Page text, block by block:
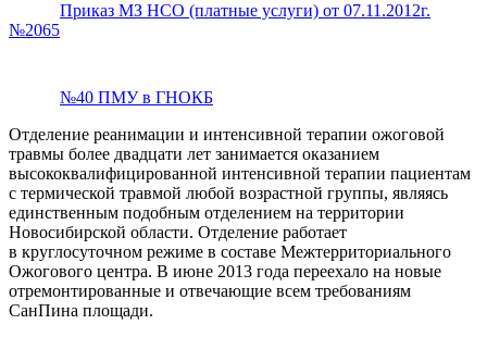
Приказ МЗ НСО (платные услуги) от 07.11.2012г.
№2065
№40 ПМУ в ГНОКБ
Отделение реанимации и интенсивной терапии ожоговой
травмы более двадцати лет занимается оказанием
высококвалифицированной интенсивной терапии пациентам
с термической травмой любой возрастной группы, являясь
единственным подобным отделением на территории
Новосибирской области. Отделение работает
в круглосуточном режиме в составе Межтерриториального
Ожогового центра. В июне 2013 года переехало на новые
отремонтированные и отвечающие всем требованиям
СанПина площади.